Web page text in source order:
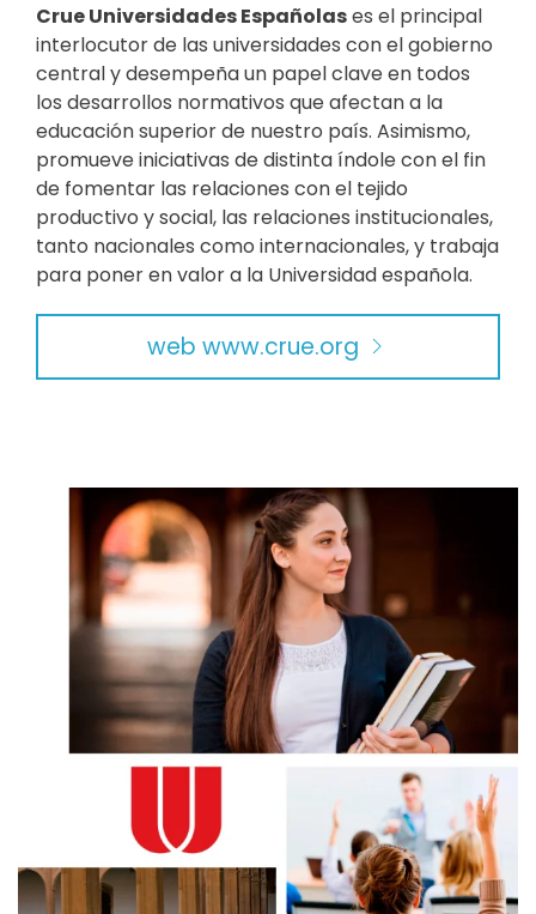
Crue Universidades Españolases el principal
interlocutor de las universidades con el gobierno
central y desempeña un papel clave en todos
los desarrollos normativos que afectan a la
educación superior de nuestro país. Asimismo,
promueve iniciativas de distinta índole con el fin
de fomentar las relaciones con el tejido
productivo y social, las relaciones institucionales,
tanto nacionales como internacionales, y trabaja
para poner en valor a la Universidad española.
web www.crue.org